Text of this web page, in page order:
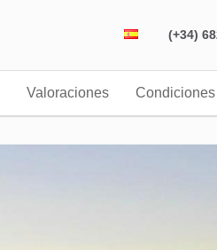
(+34)
Valoraciones